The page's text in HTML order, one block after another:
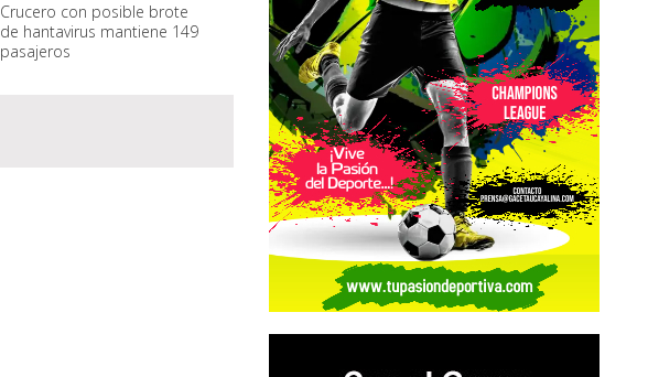
Crucero con posible brote
de hantavirus mantiene 149
pasajeros